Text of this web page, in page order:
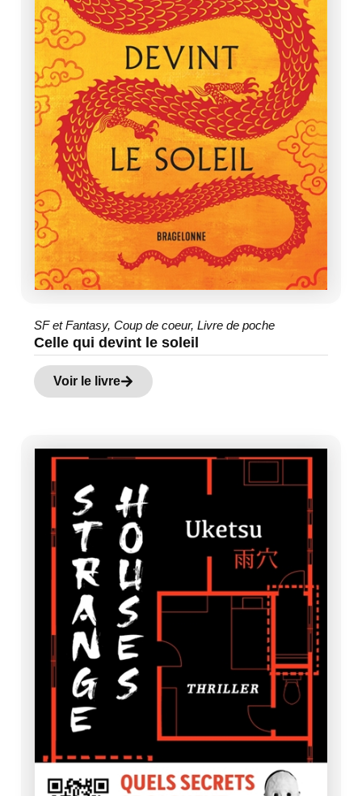
SF et Fantasy, Coup de coeur, Livre de poche
Celle qui devint le soleil
Voir le livre